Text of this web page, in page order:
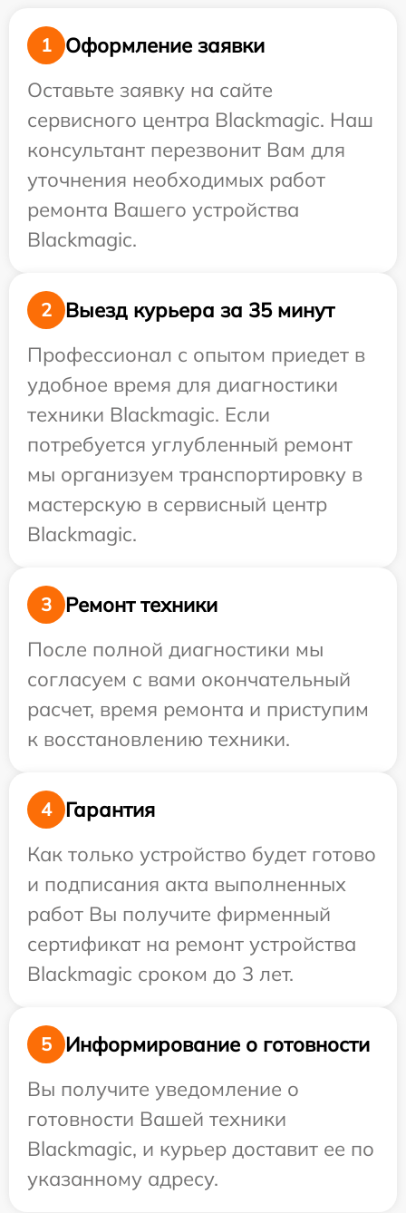
1
Оформление заявки
Оставьте заявку на сайте
сервисного центра Blackmagic. Наш
консультант перезвонит Вам для
уточнения необходимых работ
ремонта Вашего устройства
Blackmagic.
2
Выезд курьера за 35 минут
Профессионал с опытом приедет в
удобное время для диагностики
техники Blackmagic. Если
потребуется углубленный ремонт
мы организуем транспортировку в
мастерскую в сервисный центр
Blackmagic.
3
Ремонт техники
После полной диагностики мы
согласуем с вами окончательный
расчет, время ремонта и приступим
к восстановлению техники.
4
Гарантия
Как только устройство будет готово
и подписания акта выполненных
работ Вы получите фирменный
сертификат на ремонт устройства
Blackmagic сроком до 3 лет.
5
Информирование о готовности
Вы получите уведомление о
готовности Вашей техники
Blackmagic, и курьер доставит ее по
указанному адресу.